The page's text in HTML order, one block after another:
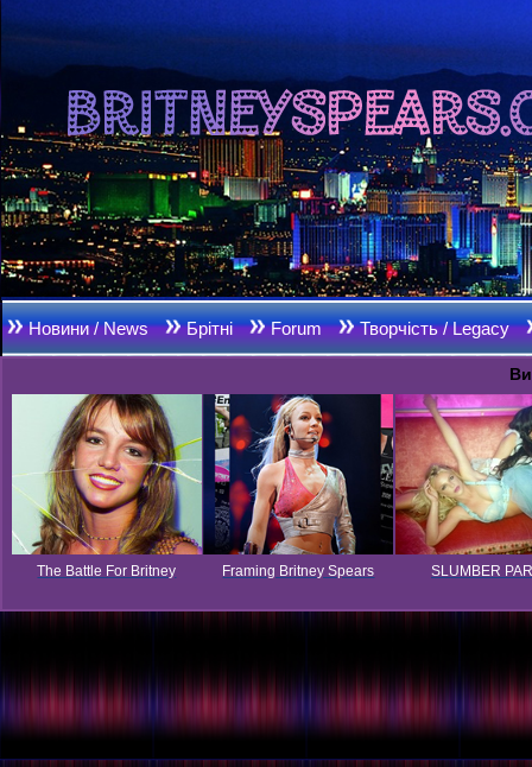
Новини / News Брітні Forum Творчість / Legacy
The Battle For Britney Framing Britney Spears SLUMBER